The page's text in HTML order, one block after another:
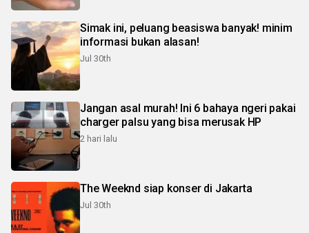
Simak ini, peluang beasiswa banyak! minim
informasi bukan alasan!
Jul 30th
Jangan asal murah! Ini 6 bahaya ngeri pakai
charger palsu yang bisa merusak HP
2 hari lalu
The Weeknd siap konser di Jakarta
Jul 30th